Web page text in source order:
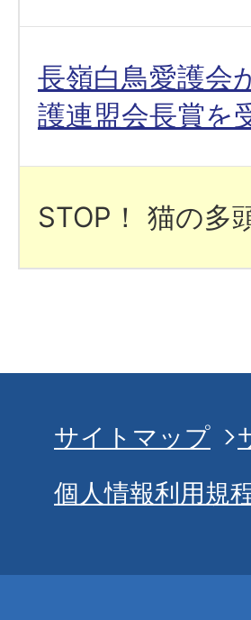
長嶺白鳥愛護会
護連盟会長賞を
STOP！ 猫の多
サイトマップ
個人情報利用規